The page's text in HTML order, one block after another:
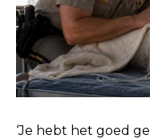
‘Je hebt het goed